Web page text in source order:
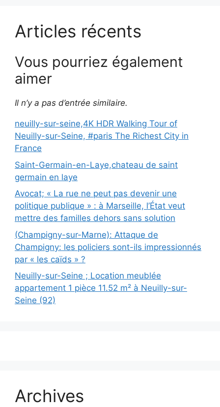
Articles récents
Vous pourriez également
aimer
Il n’y a pas d’entrée similaire.
neuilly-sur-seine,4K HDR Walking Tour of
Neuilly-sur-Seine, #paris The Richest City in
France
Saint-Germain-en-Laye,chateau de saint
germain en laye
Avocat; « La rue ne peut pas devenir une
politique publique » : à Marseille, l’État veut
mettre des familles dehors sans solution
(Champigny-sur-Marne): Attaque de
Champigny: les policiers sont-ils impressionnés
par « les caïds » ?
Neuilly-sur-Seine ; Location meublée
appartement 1 pièce 11.52 m² à Neuilly-sur-
Seine (92)
Archives